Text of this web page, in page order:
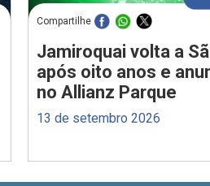
Compartilhe
Jamiroquai volta a
após oito anos e
no Allianz Parque
13 de setembro 2026